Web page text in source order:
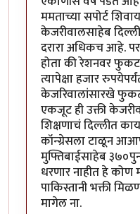
ममताच्या सपोर्ट
केजरीवालसाहेब
दरारा अधिकच आहे.
होता की रेशनवर
त्यापेक्षा हजार
केजरिवालांसारखे
एकजूट ही उक्ती
शिक्षणाचं दिल्लीत
कॉन्ग्रेसला टाळून
मुफ्तिबाईसाहेब
धरणार नाहीत हे
पाकिस्तानी भक्ती
मागेल ना.